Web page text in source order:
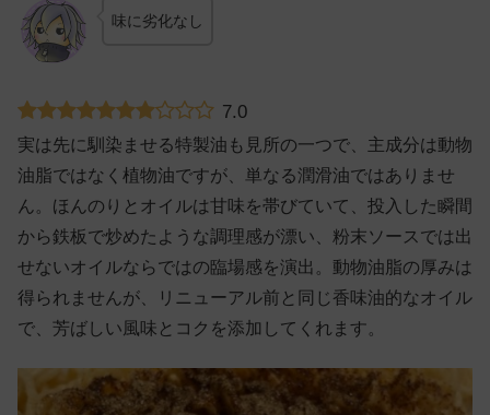
味に劣化なし
7.0
実は先に馴染ませる特製油も見所の一つで、主成分は動物
油脂ではなく植物油ですが、単なる潤滑油ではありませ
ん。ほんのりとオイルは甘味を帯びていて、投入した瞬間
から鉄板で炒めたような調理感が漂い、粉末ソースでは出
せないオイルならではの臨場感を演出。動物油脂の厚みは
得られませんが、リニューアル前と同じ香味油的なオイル
で、芳ばしい風味とコクを添加してくれます。